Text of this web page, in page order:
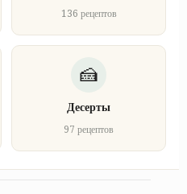
136 рецептов
Десерты
97 рецептов